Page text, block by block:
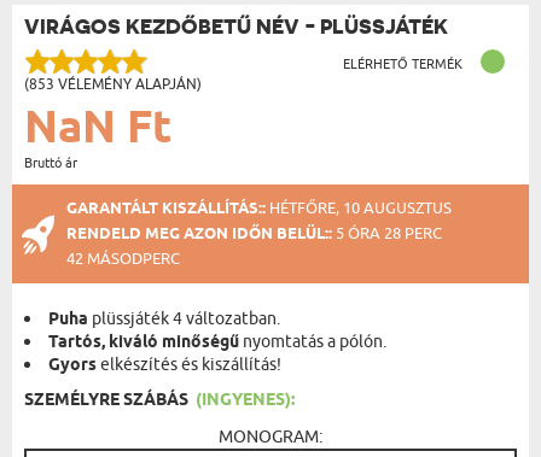
VIRÁGOS KEZDŐBETŰ NÉV - PLÜSSJÁTÉK
(853 VÉLEMÉNY ALAPJÁN)
ELÉRHETŐ TERMÉK
NaN Ft
Bruttó ár
GARANTÁLT KISZÁLLÍTÁS:: HÉTFŐRE, 10 AUGUSZTUS
RENDELD MEG AZON IDŐN BELÜL:: 5 ÓRA 28 PERC
41 MÁSODPERC
Puha plüssjáték 4 változatban.
Tartós, kiváló minőségű nyomtatás a pólón.
Gyorselkészítés és kiszállítás!
SZEMÉLYRE SZÁBÁS (INGYENES):
MONOGRAM: